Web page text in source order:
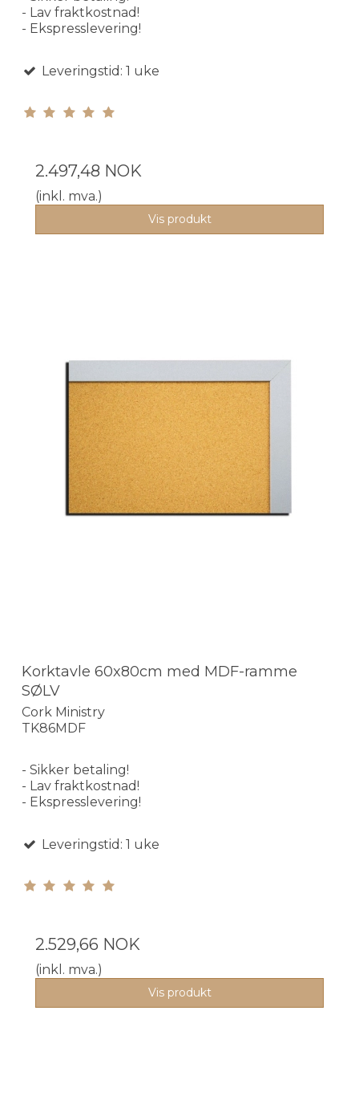
- Lav fraktkostnad!
- Ekspresslevering!
Leveringstid: 1 uke
2.497,48 NOK
(inkl. mva.)
Vis produkt
Korktavle 60x80cm med MDF-ramme
SØLV
Cork Ministry
TK86MDF
- Sikker betaling!
- Lav fraktkostnad!
- Ekspresslevering!
Leveringstid: 1 uke
2.529,66 NOK
(inkl. mva.)
Vis produkt